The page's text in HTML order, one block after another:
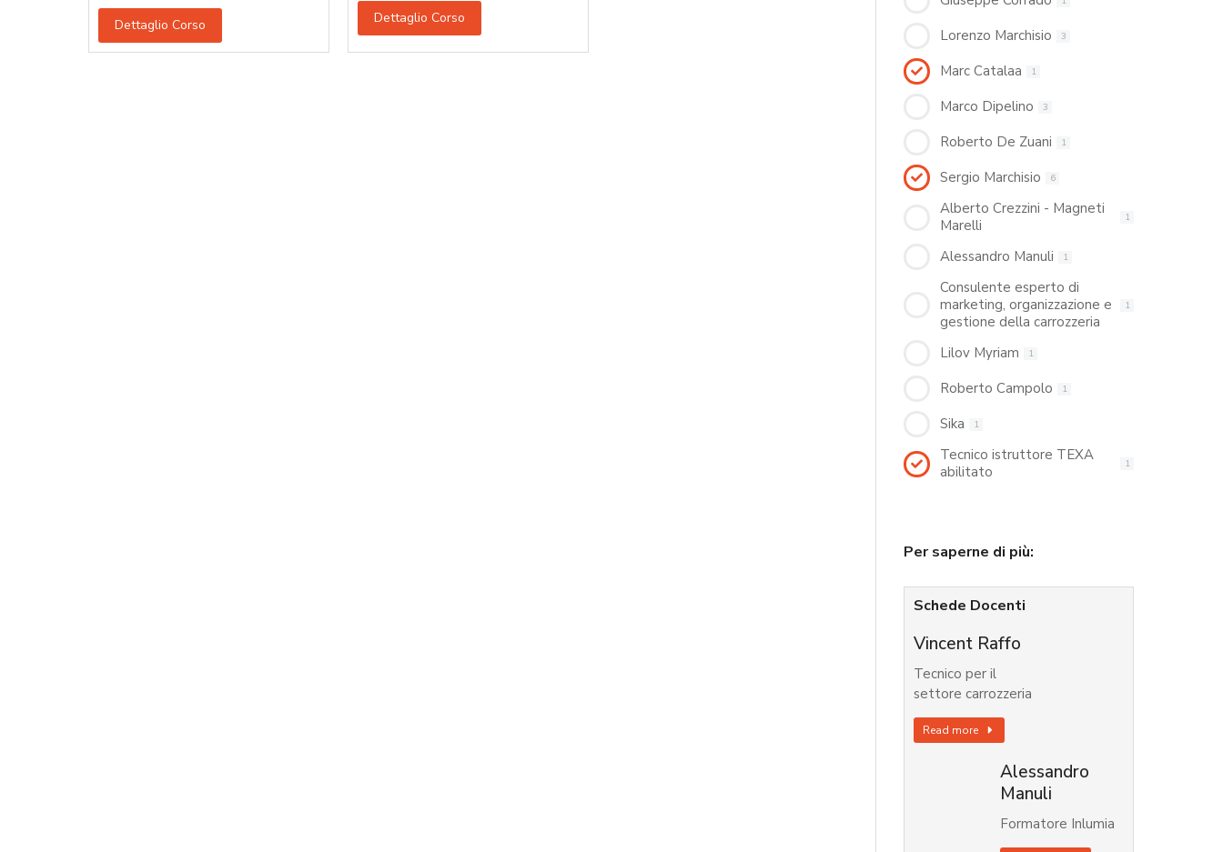
Dettaglio Corso Dettaglio Corso
Lorenzo Marchisio 3
Marc Catalaa 1
Marco Dipelino 3
Roberto De Zuani 1
Sergio Marchisio 6
Alberto Crezzini - Magneti
Marelli
1
Alessandro Manuli 1
Consulente esperto di
marketing, organizzazione e
gestione della carrozzeria
1
Lilov Myriam 1
Roberto Campolo 1
Sika 1
Tecnico istruttore TEXA
abilitato
1
Per saperne di più:
Schede Docenti
Vincent Raffo
Tecnico per il
settore carrozzeria
Read more
Alessandro
Manuli
Formatore Inlumia